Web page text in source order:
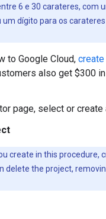
6 e 30 carateres, com
dígito para os
to Google Cloud, create
also get $300
page, select or create
create in this procedure,
the project,